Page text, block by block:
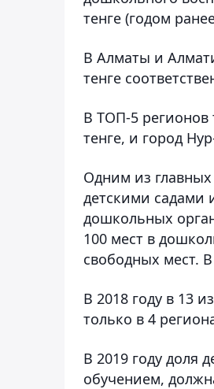
тенге (годом
В Алматы и
тенге
В ТОП-5 регионов
тенге, и город
Одним из главных
детскими садами
дошкольных
100 мест в
свободных мест.
В 2018 году в 13
только в 4
В 2019 году доля
обучением,